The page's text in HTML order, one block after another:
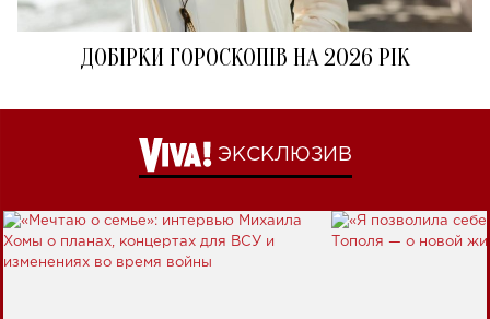
ДОБІРКИ ГОРОСКОПІВ НА 2026 РІК
ЭКСКЛЮЗИВ